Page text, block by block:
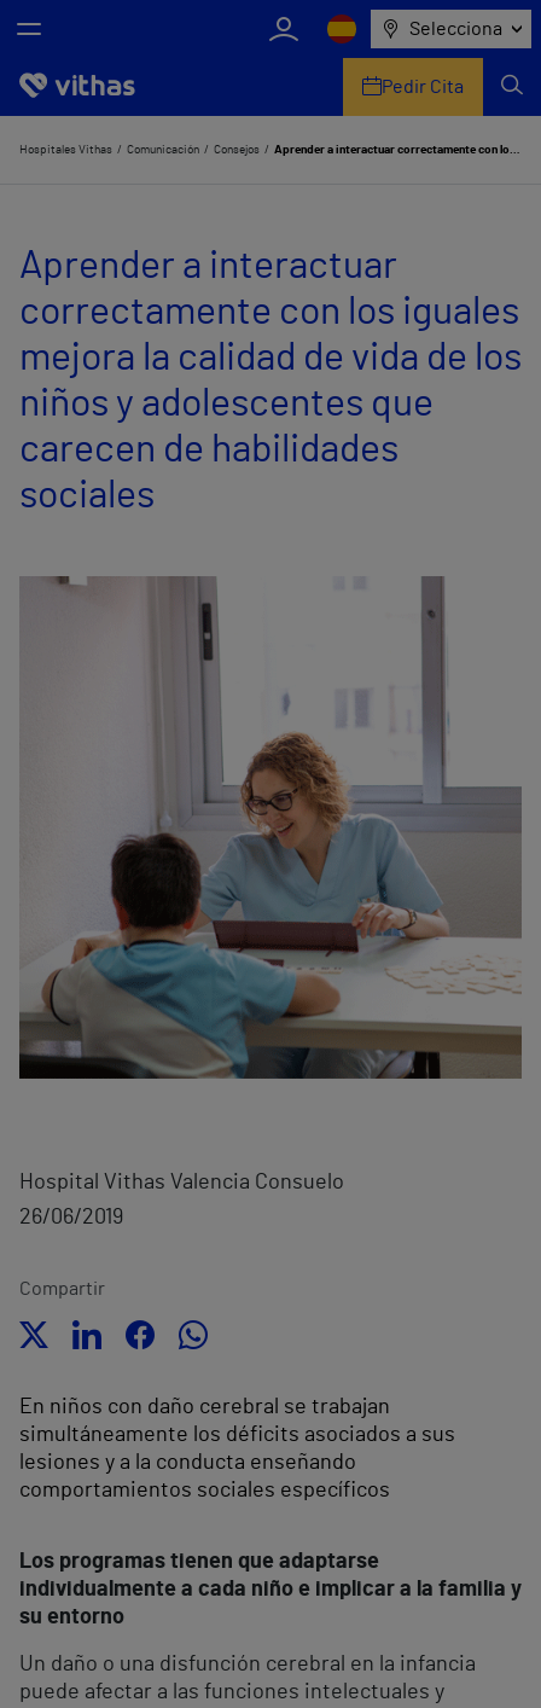
Selecciona
Nosotros
Servicios de salud
Equipo médico y asistencial
Información útil
Pedir Cita
Hospitales Vithas Comunicación Consejos Aprender a interactuar correctamente con los iguales mejora la calidad de vida de los niños y adolescentes que carecen de habilidades sociales
Aprender a interactuar
correctamente con los iguales
mejora la calidad de vida de los
niños y adolescentes que
carecen de habilidades
sociales
Hospital Vithas Valencia Consuelo
26/06/2019
Compartir
En niños con daño cerebral se trabajan
simultáneamente los déficits asociados a sus
lesiones y a la conducta enseñando
comportamientos sociales específicos
Los programas tienen que adaptarse
individualmente a cada niño e implicar a la familia y
su entorno
Un daño o una disfunción cerebral en la infancia
puede afectar a las funciones intelectuales y